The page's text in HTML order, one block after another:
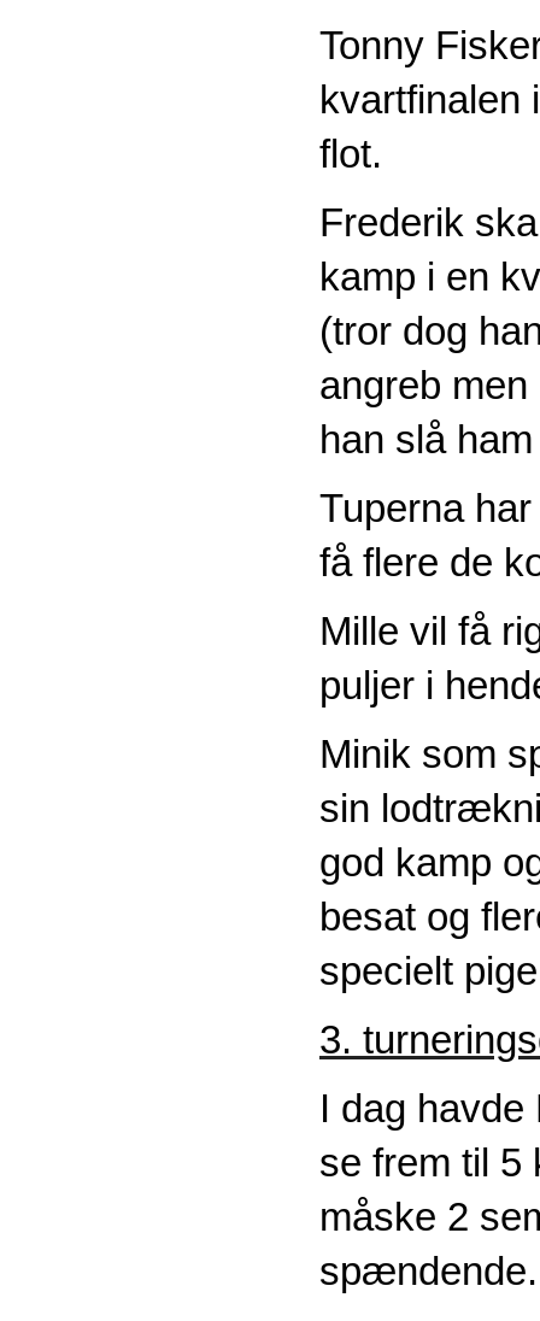
Tonny
flot.
Frederik
kamp i en
(tror dog
angreb
han slå
Tuperna
få flere de
Mille vil få
puljer i
Minik som
sin
god kamp
besat og
specielt
3.
I dag havde
se frem til 5
måske 2
spændende.